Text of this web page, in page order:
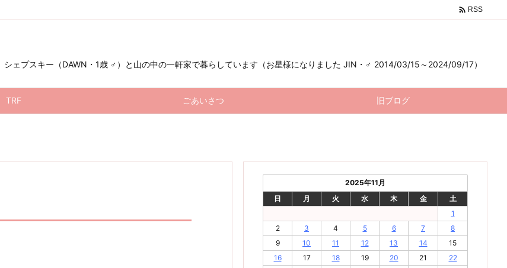
ェプスキー（DAWN・1歳 ♂）と山の中の一軒家で暮らしています（お星様になりました JIN・♂ 2014/03/15～2024/09/17）
TRF ごあいさつ 旧ブログ
 RSS
2025年11月
日
月 火 水 木 金
土
1
2
3 4 5 6 7
8
9
10 11 12 13 14
15
16
17 18 19 20 21
22